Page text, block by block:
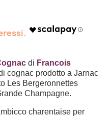
di Francois
cognac prodotto a Jarnac
Les Bergeronnettes
Champagne.
charentaise per